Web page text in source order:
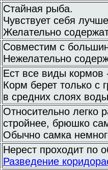
Стайная рыба.
Чувствует себя
Желательно
Совместим с
Нежелательно
Ест все виды
Корм берет только с
в средних слоях
Относительно легко
стройнее, брюшко
Обычно самка
Нерест проходит по
Разведение